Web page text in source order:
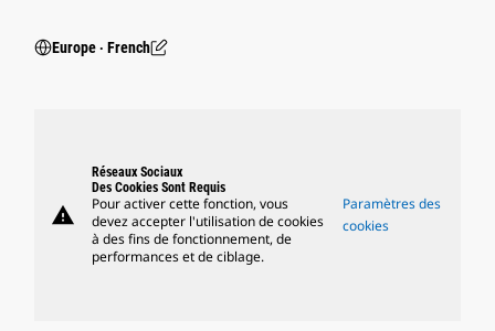
Europe ‧ French
warning
Réseaux Sociaux
Des Cookies Sont Requis
Pour activer cette fonction, vous
devez accepter l'utilisation de cookies
à des fins de fonctionnement, de
performances et de ciblage.
Paramètres des
cookies